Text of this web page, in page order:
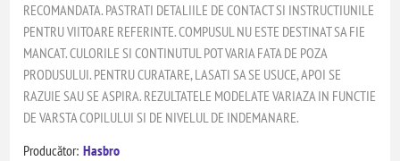
RECOMANDATA. PASTRATI DETALIILE DE CONTACT SI INSTRUCTIUNILE
PENTRU VIITOARE REFERINTE. COMPUSUL NU ESTE DESTINAT SA FIE
MANCAT. CULORILE SI CONTINUTUL POT VARIA FATA DE POZA
PRODUSULUI. PENTRU CURATARE, LASATI SA SE USUCE, APOI SE
RAZUIE SAU SE ASPIRA. REZULTATELE MODELATE VARIAZA IN FUNCTIE
DE VARSTA COPILULUI SI DE NIVELUL DE INDEMANARE.
Producător: Hasbro